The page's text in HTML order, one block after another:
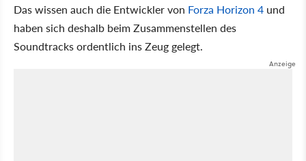
Das wissen auch die Entwickler von Forza Horizon 4 und
haben sich deshalb beim Zusammenstellen des
Soundtracks ordentlich ins Zeug gelegt.